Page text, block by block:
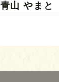
青山 やまと